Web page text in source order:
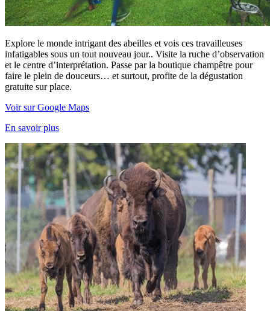
Explore le monde intrigant des abeilles et vois ces travailleuses
infatigables sous un tout nouveau jour.. Visite la ruche d’observation
et le centre d’interprétation. Passe par la boutique champêtre pour
faire le plein de douceurs… et surtout, profite de la dégustation
gratuite sur place.
Voir sur Google Maps
En savoir plus